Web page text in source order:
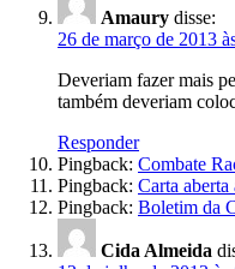
Amaury disse:
26 de março de 2013
Deveriam fazer mais
também deveriam
Responder
Pingback: Combate
Pingback: Carta
Pingback: Boletim da
Cida Almeida